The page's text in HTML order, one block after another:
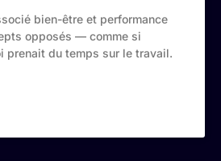
bien-être et performance
opposés — comme si
prenait du temps sur le travail.